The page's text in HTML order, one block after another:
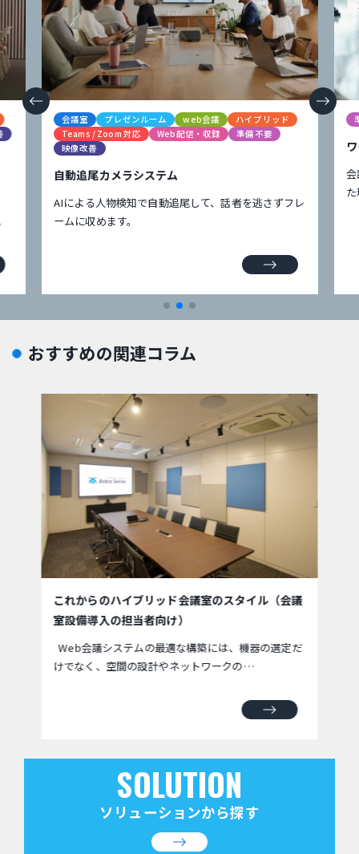
会議室 プレゼンルーム web会議
ハイブリッド
Teams / Zoom 対応
Web配信・収録
準備不要
映像改善
自動追尾カメラシステム
AIによる人物検知で自動追尾して、話者を逃さずフレ
ームに収めます。
おすすめの関連コラム
これからのハイブリッド会議室のスタイル（会議
室設備導入の担当者向け）
Web会議システムの最適な構築には、機器の選定だ
けでなく、空間の設計やネットワークの…
SOLUTION
ソリューションから探す